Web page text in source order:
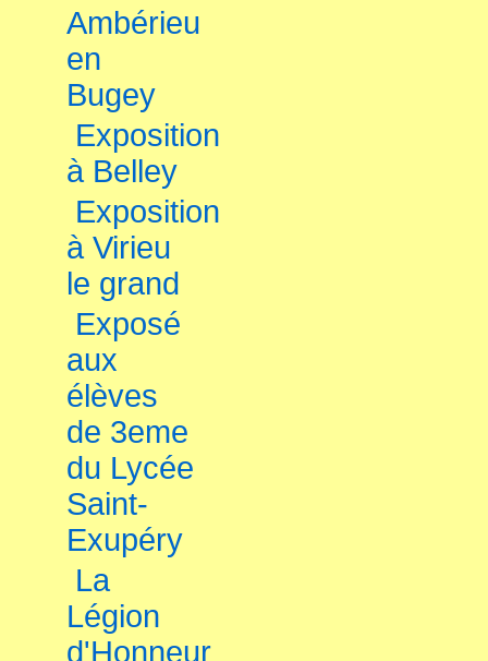
Ambérieu
en
Bugey
Exposition
à Belley
Exposition
à Virieu
le grand
Exposé
aux
élèves
de 3eme
du Lycée
Saint-
Exupéry
La
Légion
d'Honneur